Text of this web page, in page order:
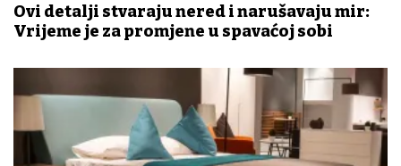
Ovi detalji stvaraju nered i narušavaju mir:
Vrijeme je za promjene u spavaćoj sobi